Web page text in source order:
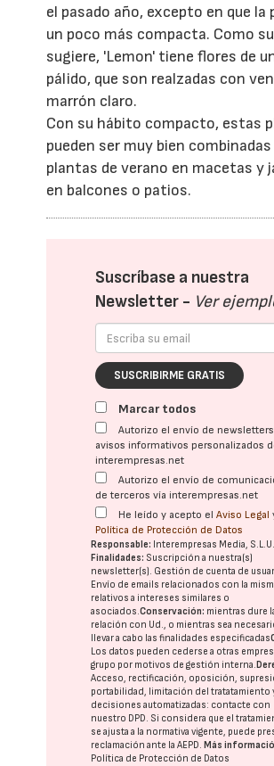
el pasado año, excepto en que la
un poco más compacta. Como
sugiere, 'Lemon' tiene flores de
pálido, que son realzadas con
marrón claro.
Con su hábito compacto, estas
pueden ser muy bien
plantas de verano en macetas y
en balcones o patios.
Suscríbase a nuestra
Newsletter - Ver
SUSCRIBIRME GRATIS
Marcar todos
Autorizo el envío de
avisos informativos personalizados
interempresas.net
Autorizo el envío de
de terceros vía interempresas.net
He leído y acepto elAviso Legal
Política de Protección de Datos
Responsable: Interempresas Media, S.L.U.
Finalidades: Suscripción a nuestra(s)
newsletter(s). Gestión de cuenta de
Envío de emails relacionados con la
relativos a intereses similares o
asociados.Conservación: mientras dure
relación con Ud., o mientras sea
llevar a cabo las finalidades especificadas
Los datos pueden cederse a otras
grupo por motivos de gestión interna.
Acceso, rectificación, oposición,
portabilidad, limitación del tratatamiento
decisiones automatizadas: contacte con
nuestro DPD. Si considera que el
se ajusta a la normativa vigente, puede
reclamación ante laAEPD. Más
Política de Protección de Datos